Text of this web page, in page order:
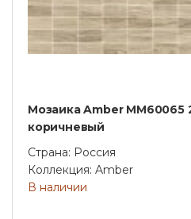
Мозаика Amber MM60065
коричневый
Страна: Россия
Коллекция: Amber
В наличии